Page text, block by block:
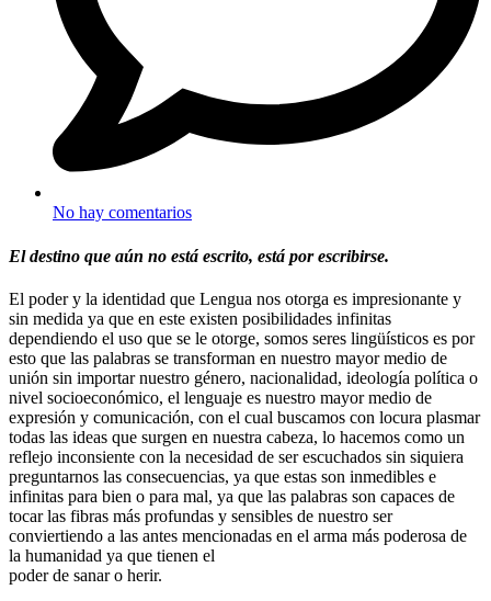
No hay comentarios
El destino que aún no está escrito, está por escribirse.
El poder y la identidad que Lengua nos otorga es impresionante y
sin medida ya que en este existen posibilidades infinitas
dependiendo el uso que se le otorge, somos seres lingüísticos es por
esto que las palabras se transforman en nuestro mayor medio de
unión sin importar nuestro género, nacionalidad, ideología política o
nivel socioeconómico, el lenguaje es nuestro mayor medio de
expresión y comunicación, con el cual buscamos con locura plasmar
todas las ideas que surgen en nuestra cabeza, lo hacemos como un
reflejo inconsiente con la necesidad de ser escuchados sin siquiera
preguntarnos las consecuencias, ya que estas son inmedibles e
infinitas para bien o para mal, ya que las palabras son capaces de
tocar las fibras más profundas y sensibles de nuestro ser
conviertiendo a las antes mencionadas en el arma más poderosa de
la humanidad ya que tienen el
poder de sanar o herir.